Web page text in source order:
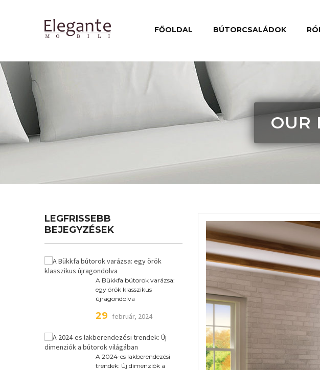
FŐOLDAL BÚTORCSALÁDOK
OUR
LEGFRISSEBB
BEJEGYZÉSEK
A Bükkfa bútorok varázsa:
egy örök klasszikus
újragondolva
29 február, 2024
A 2024-es lakberendezési
trendek: Új dimenziók a